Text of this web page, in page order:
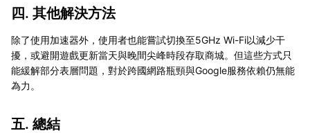
四. 其他解決方法
除了使用加速器外，使用者也能嘗試切換至5GHz Wi-Fi以減少干
擾，或避開遊戲更新當天與晚間尖峰時段存取商城。但這些方式只
能緩解部分表層問題，對於跨國網路瓶頸與Google服務依賴仍無能
為力。
五. 總結